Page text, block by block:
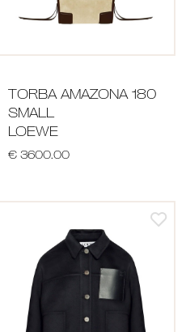
TORBA AMAZONA 180
SMALL
LOEWE
€ 3600.00